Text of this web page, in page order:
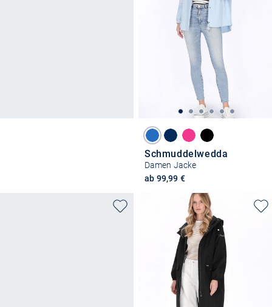
Schmuddelwedda
Damen Jacke
ab 99,99 €